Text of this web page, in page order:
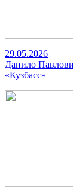
29.05.2026
Данило
«Кузбасс»